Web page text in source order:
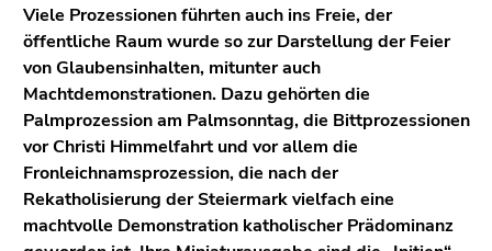
Viele Prozessionen führten auch ins Freie, der
öffentliche Raum wurde so zur Darstellung der Feier
von Glaubensinhalten, mitunter auch
Machtdemonstrationen. Dazu gehörten die
Palmprozession am Palmsonntag, die Bittprozessionen
vor Christi Himmelfahrt und vor allem die
Fronleichnamsprozession, die nach der
Rekatholisierung der Steiermark vielfach eine
machtvolle Demonstration katholischer Prädominanz